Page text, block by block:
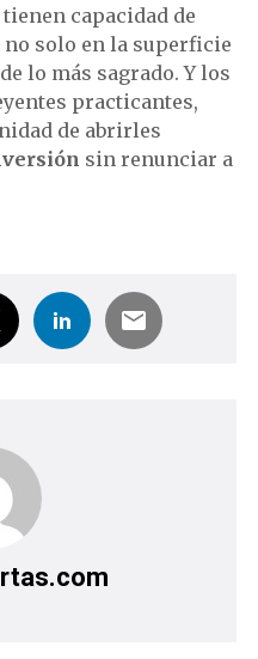
tienen capacidad de
solo en la superficie
lo más sagrado. Y los
practicantes,
de abrirles
sin renunciar a